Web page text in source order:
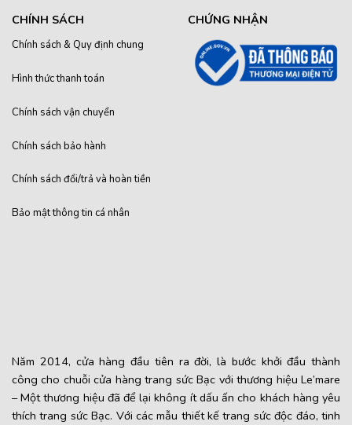
CHÍNH SÁCH
Chính sách & Quy định chung
Hình thức thanh toán
Chính sách vận chuyển
Chính sách bảo hành
Chính sách đổi/trả và hoàn tiền
Bảo mật thông tin cá nhân
CHỨNG NHẬN
Năm 2014, cửa hàng đầu tiên ra đời, là bước khởi đầu thành
công cho chuỗi cửa hàng trang sức Bạc với thương hiệu Le’mare
– Một thương hiệu đã để lại không ít dấu ấn cho khách hàng yêu
thích trang sức Bạc. Với các mẫu thiết kế trang sức độc đáo, tinh